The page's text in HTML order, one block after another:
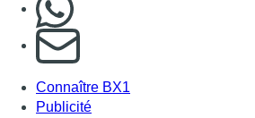
S'abonner à notre newsletter
Connaître BX1
Publicité